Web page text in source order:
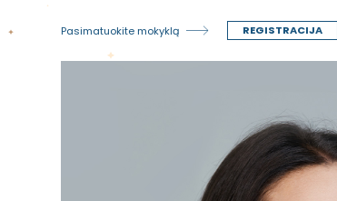
Pasimatuokite mokyklą REGISTRACIJA